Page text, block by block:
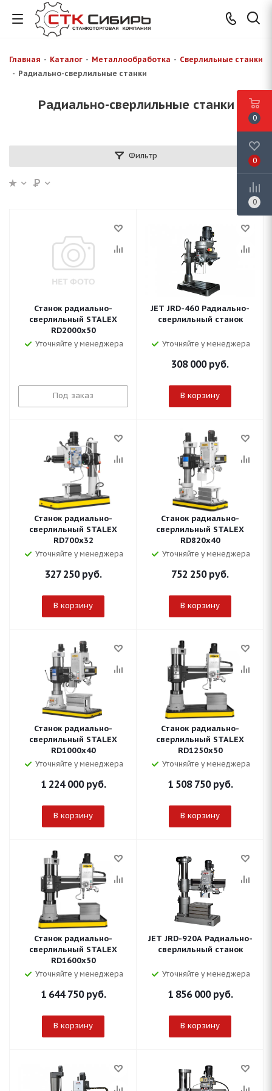
Главная - Каталог - Металлообработка - Сверлильные станки
- Радиально-сверлильные станки
Радиально-сверлильные станки
Фильтр
Станок радиально-
сверлильный STALEX
RD2000x50
Уточняйте у менеджера
Под заказ
JET JRD-460 Радиально-
сверлильный станок
Уточняйте у менеджера
308 000руб.
В корзину
Станок радиально-
сверлильный STALEX
RD700x32
Уточняйте у менеджера
327 250руб.
В корзину
Станок радиально-
сверлильный STALEX
RD820x40
Уточняйте у менеджера
752 250руб.
В корзину
Станок радиально-
сверлильный STALEX
RD1000x40
Уточняйте у менеджера
1 224 000руб.
В корзину
Станок радиально-
сверлильный STALEX
RD1250x50
Уточняйте у менеджера
1 508 750руб.
В корзину
Станок радиально-
сверлильный STALEX
RD1600x50
Уточняйте у менеджера
1 644 750руб.
В корзину
JET JRD-920A Радиально-
сверлильный станок
Уточняйте у менеджера
1 856 000руб.
В корзину
0
0
0